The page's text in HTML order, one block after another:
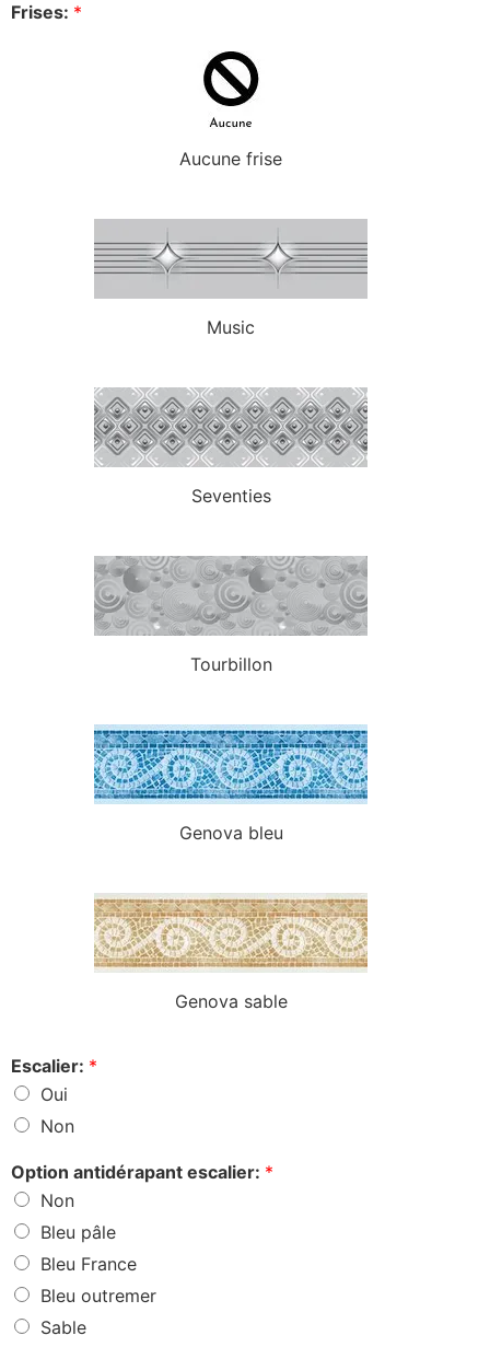
Frises: *
Aucune frise
Music
Seventies
Tourbillon
Genova bleu
Genova sable
Escalier: *
Oui
Non
Option antidérapant escalier: *
Non
Bleu pâle
Bleu France
Bleu outremer
Sable